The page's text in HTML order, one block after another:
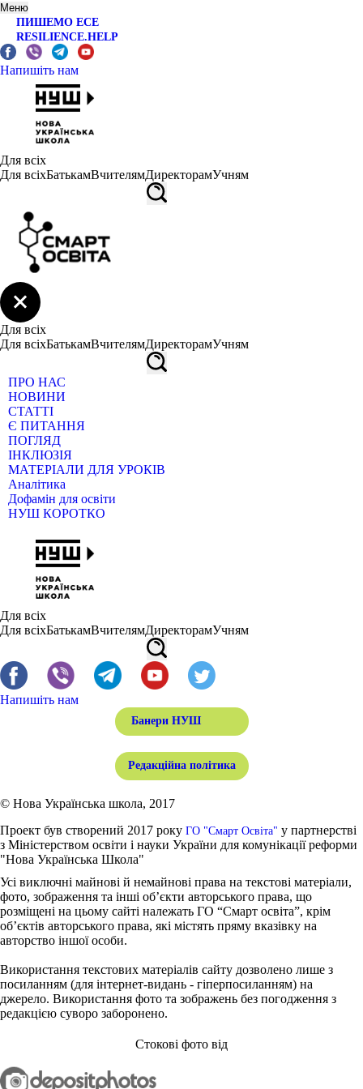
Меню
ПИШЕМО ЕСЕ
RESILIENCE.HELP
Напишіть нам
Для всіх
Для всіхБатькамВчителямДиректорамУчням
Для всіх
Для всіхБатькамВчителямДиректорамУчням
ПРО НАС
НОВИНИ
СТАТТІ
Є ПИТАННЯ
ПОГЛЯД
ІНКЛЮЗІЯ
МАТЕРІАЛИ ДЛЯ УРОКІВ
Аналітика
Дофамін для освіти
НУШ КОРОТКО
Для всіх
Для всіхБатькамВчителямДиректорамУчням
Напишіть нам
Банери НУШ
Редакційна політика
© Нова Українська школа, 2017
Проект був створений 2017 року ГО "Смарт Освіта" у партнерстві
з Міністерством освіти і науки України для комунікації реформи
"Нова Українська Школа"
Усі виключні майнові й немайнові права на текстові матеріали,
фото, зображення та інші об’єкти авторського права, що
розміщені на цьому сайті належать ГО “Смарт освіта”, крім
об’єктів авторського права, які містять пряму вказівку на
авторство іншої особи.
Використання текстових матеріалів сайту дозволено лише з
посиланням (для інтернет-видань - гіперпосиланням) на
джерело. Використання фото та зображень без погодження з
редакцією суворо заборонено.
Стокові фото від